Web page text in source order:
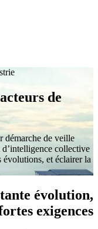
de
démarche de veille
d’intelligence collective
et éclairer la
évolution,
exigences